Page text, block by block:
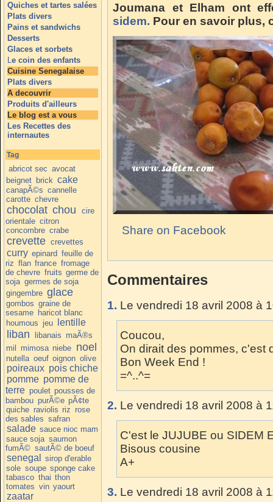
Quiches et tartes salées
Plats divers
Pains et sandwichs
Desserts
Glaces et sorbets
Le coin des enfants
Cuisine Senegalaise
Plats divers
A decouvrir
Produits d'ailleurs
Le blog est a vous
Les Recettes des
internautes
Tag
abricot sec avocat
beignet brick cake
canapÃ©s cannelle
carotte chevre
chocolat chou
cire
orientale citron
concombre crabe
crevette crevettes
curry epinard feuille de
riz flan france fromage
de chevre fruits germe de
soja germes de soja
gingembre glace
gombos graine de
sesame haricot blanc
houmous jeu lentille
liban libanais maÃ®s
mil mimosa niebe noel
nutella oeuf oignon olive
poireaux pois chiche
pomme pomme de
terre poulet pousses de
bambou purÃ©e pÃ¢te
quiche raviolis riz rose
des sables safran
salade sauce nioc mam
sauce soja saumon
fumÃ© sautÃ© de boeuf
senegal
sirop d'erable
sole soupe sponge cake
tabasco thai thon
tomates vin yaourt
zaatar
Joumana et Elham ont
sidem. Pour en savoir plus,
Share on Facebook
Commentaires
1. Le vendredi 18 avril 2008 à
Coucou,
On dirait des pommes, c'est
Bon Week End !
=^..^=
2. Le vendredi 18 avril 2008 à
C'est le JUJUBE ou SIDEM
Bisous cousine
A+
3. Le vendredi 18 avril 2008 à